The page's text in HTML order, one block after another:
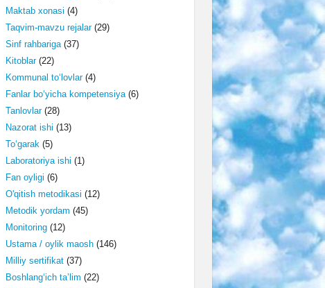
Maktab xonasi (4)
Taqvim-mavzu rejalar(29)
Sinf rahbariga(37)
Kitoblar(22)
Kommunal to‘lovlar(4)
Fanlar bo‘yicha kompetensiya(6)
Tanlovlar(28)
Nazorat ishi (13)
To‘garak(5)
Laboratoriya ishi (1)
Fan oyligi (6)
O'qitish metodikasi (12)
Metodik yordam (45)
Monitoring(12)
Ustama / oylik maosh(146)
Milliy sertifikat(37)
Boshlang‘ich ta’lim (22)